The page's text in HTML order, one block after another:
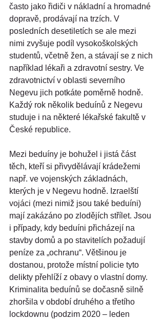
často jako řidiči v nákladní a hromadné
dopravě, prodávají na trzích. V
posledních desetiletích se ale mezi
nimi zvyšuje podíl vysokoškolských
studentů, včetně žen, a stávají se z nich
například lékaři a zdravotní sestry. Ve
zdravotnictví v oblasti severního
Negevu jich potkáte poměrně hodně.
Každý rok několik beduínů z Negevu
studuje i na některé lékařské fakultě v
České republice.
Mezi beduíny je bohužel i jistá část
těch, kteří si přivydělávají krádežemi
např. ve vojenských základnách,
kterých je v Negevu hodně. Izraelští
vojáci (mezi nimiž jsou také beduíni)
mají zakázáno po zlodějích střílet. Jsou
i případy, kdy beduíni přicházejí na
stavby domů a po stavitelích požadují
peníze za „ochranu“. Většinou je
dostanou, protože místní policie tyto
delikty přehlíží z obavy o vlastní domy.
Kriminalita beduínů se dočasně silně
zhoršila v období druhého a třetího
lockdownu (podzim 2020 – leden